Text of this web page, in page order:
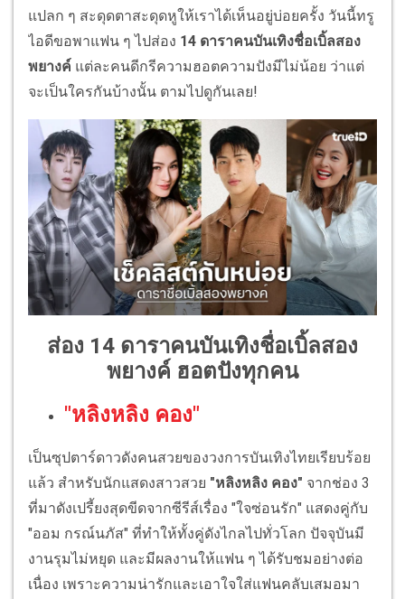
แปลก ๆ สะดุดตาสะดุดหูให้เราได้เห็นอยู่บ่อยครั้ง วันนี้ทรู
ไอดีขอพาแฟน ๆ ไปส่อง 14 ดาราคนบันเทิงชื่อเบิ้ลสอง
พยางค์ แต่ละคนดีกรีความฮอตความปังมีไม่น้อย ว่าแต่
จะเป็นใครกันบ้างนั้น ตามไปดูกันเลย!
ส่อง 14 ดาราคนบันเทิงชื่อเบิ้ลสอง
พยางค์ ฮอตปังทุกคน
"หลิงหลิง คอง"
เป็นซุปตาร์ดาวดังคนสวยของวงการบันเทิงไทยเรียบร้อย
แล้ว สำหรับนักแสดงสาวสวย "หลิงหลิง คอง" จากช่อง 3
ที่มาดังเปรี้ยงสุดขีดจากซีรีส์เรื่อง "ใจซ่อนรัก" แสดงคู่กับ
"ออม กรณ์นภัส" ที่ทำให้ทั้งคู่ดังไกลไปทั่วโลก ปัจจุบันมี
งานรุมไม่หยุด และมีผลงานให้แฟน ๆ ได้รับชมอย่างต่อ
เนื่อง เพราะความน่ารักและเอาใจใส่แฟนคลับเสมอมา